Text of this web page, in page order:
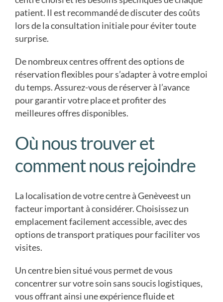
patient. Il est recommandé de discuter des coûts
lors de la consultation initiale pour éviter toute
surprise.
De nombreux centres offrent des options de
réservation flexibles pour s’adapter à votre emploi
du temps. Assurez-vous de réserver à l’avance
pour garantir votre place et profiter des
meilleures offres disponibles.
Où nous trouver et
comment nous rejoindre
La localisation de votre centre à Genèveest un
facteur important à considérer. Choisissez un
emplacement facilement accessible, avec des
options de transport pratiques pour faciliter vos
visites.
Un centre bien situé vous permet de vous
concentrer sur votre soin sans soucis logistiques,
vous offrant ainsi une expérience fluide et